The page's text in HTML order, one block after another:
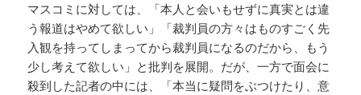
マスコミに対しては、「本人と会いもせずに真実とは違
う報道はやめて欲しい」「裁判員の方々はものすごく先
入観を持ってしまってから裁判員になるのだから、もう
少し考えて欲しい」と批判を展開。だが、一方で面会に
殺到した記者の中には、「本当に疑問をぶつけたり、意